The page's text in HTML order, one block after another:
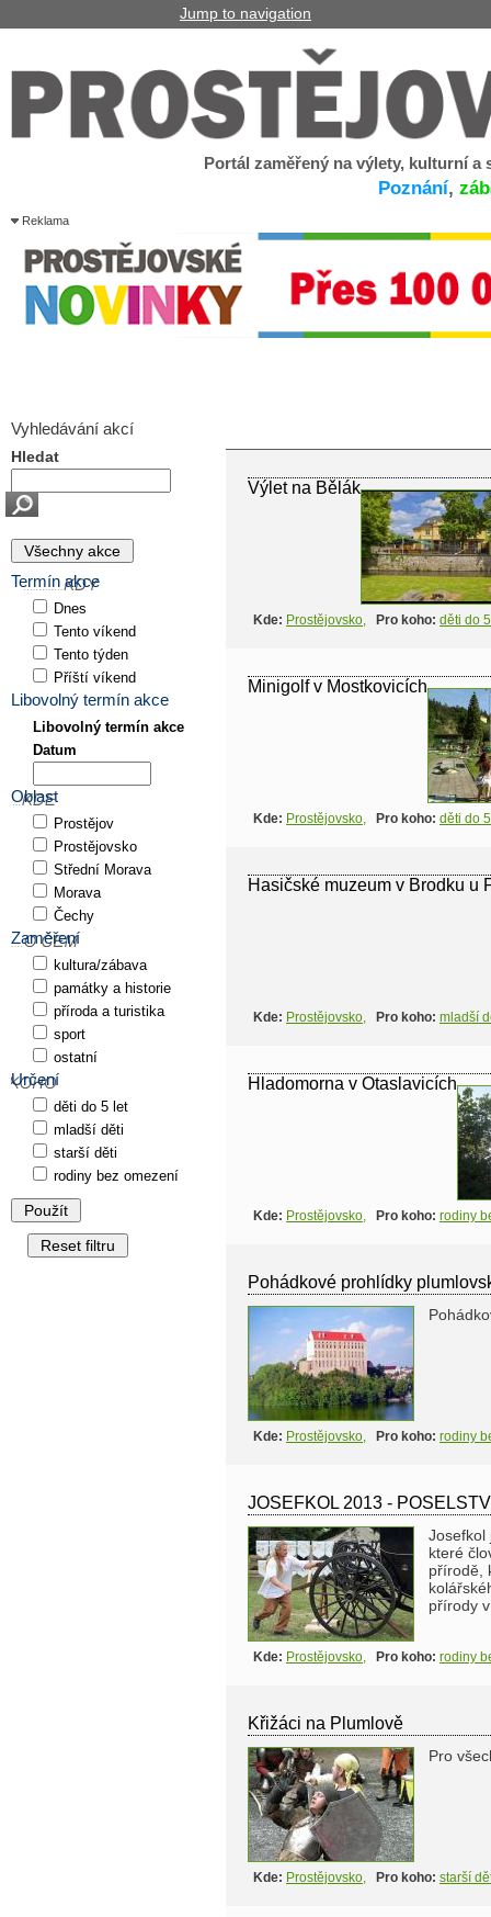
Jump to navigation
Portál zaměřený na výlety, kulturní
Poznání,
Reklama
Výlet na Bělák
Kde: Prostějovsko, Pro koho: děti do
Minigolf v Mostkovicích
Kde: Prostějovsko, Pro koho: děti do
Hasičské muzeum v Brodku u
Kde: Prostějovsko, Pro koho: mladší
Hladomorna v Otaslavicích
Kde: Prostějovsko, Pro koho: rodiny
Pohádkové prohlídky
Kde: Prostějovsko, Pro koho: rodiny
JOSEFKOL 2013 -
Josefkol
které
přírodě,
přírody
Kde: Prostějovsko, Pro koho: rodiny
Křižáci na Plumlově
Pro
Kde: Prostějovsko, Pro koho: starší
Vyhledávání akcí
Hledat
Termín akce
Dnes
Tento víkend
Tento týden
Příští víkend
Libovolný termín akce
Libovolný termín akce
Datum
Oblast
Prostějov
Prostějovsko
Střední Morava
Morava
Čechy
Zaměření
kultura/zábava
památky a historie
příroda a turistika
sport
ostatní
Určení
děti do 5 let
mladší děti
starší děti
rodiny bez omezení